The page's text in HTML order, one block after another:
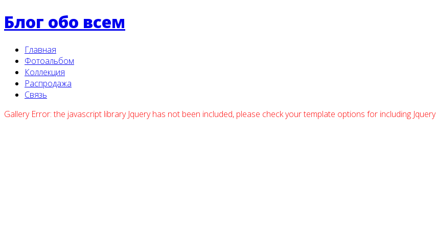
Блог обо всем
Главная
Фотоальбом
Коллекция
Распродажа
Связь
Gallery Error: the javascript library Jquery has not been included, please check your template options for including Jquery